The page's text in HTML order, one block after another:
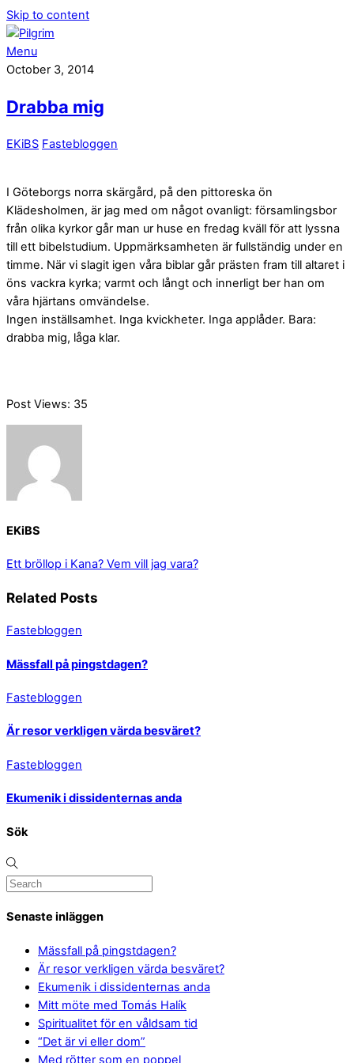
Skip to content
Menu
October 3, 2014
Drabba mig
EKiBS Fastebloggen
I Göteborgs norra skärgård, på den pittoreska ön
Klädesholmen, är jag med om något ovanligt: församlingsbor
från olika kyrkor går man ur huse en fredag kväll för att lyssna
till ett bibelstudium. Uppmärksamheten är fullständig under en
timme. När vi slagit igen våra biblar går prästen fram till altaret i
öns vackra kyrka; varmt och långt och innerligt ber han om
våra hjärtans omvändelse.
Ingen inställsamhet. Inga kvickheter. Inga applåder. Bara:
drabba mig, låga klar.
Post Views: 35
EKiBS
Ett bröllop i Kana? Vem vill jag vara?
Related Posts
Fastebloggen
Mässfall på pingstdagen?
Fastebloggen
Är resor verkligen värda besväret?
Fastebloggen
Ekumenik i dissidenternas anda
Sök
Senaste inläggen
Mässfall på pingstdagen?
Är resor verkligen värda besväret?
Ekumenik i dissidenternas anda
Mitt möte med Tomás Halík
Spiritualitet för en våldsam tid
“Det är vi eller dom”
Med rötter som en poppel